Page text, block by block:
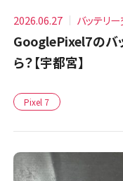
2026.06.27 バッテリ
GooglePixel7のバ
ら？【宇都宮】
Pixel 7